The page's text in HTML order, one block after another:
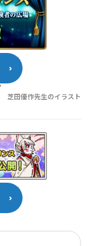
芝田優作先生のイラスト